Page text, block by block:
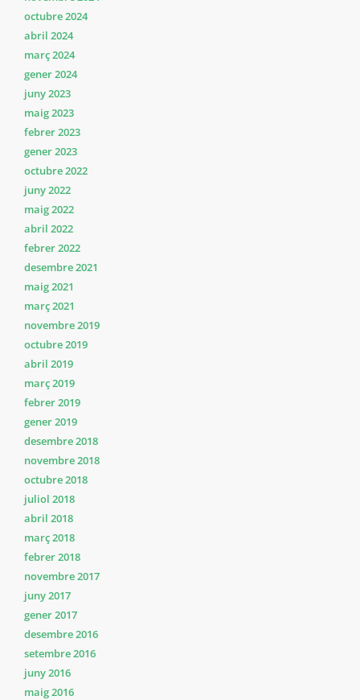
octubre 2024
abril 2024
març 2024
gener 2024
juny 2023
maig 2023
febrer 2023
gener 2023
octubre 2022
juny 2022
maig 2022
abril 2022
febrer 2022
desembre 2021
maig 2021
març 2021
novembre 2019
octubre 2019
abril 2019
març 2019
febrer 2019
gener 2019
desembre 2018
novembre 2018
octubre 2018
juliol 2018
abril 2018
març 2018
febrer 2018
novembre 2017
juny 2017
gener 2017
desembre 2016
setembre 2016
juny 2016
maig 2016